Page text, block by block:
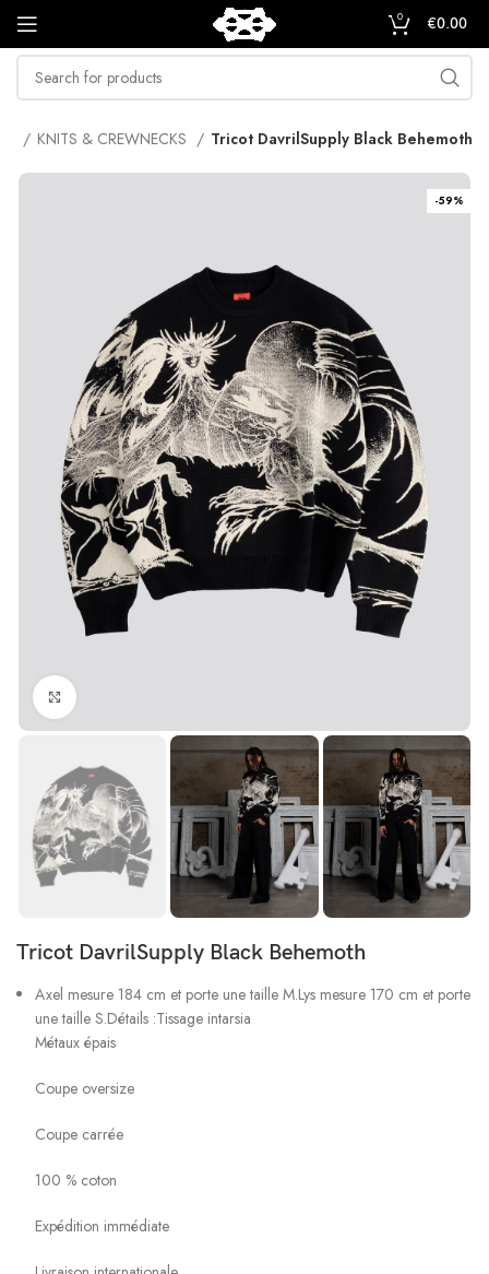
0 €0.00
KNITS & CREWNECKS Tricot DavrilSupply Black Behemoth
-59%
Tricot DavrilSupply Black Behemoth
Axel mesure 184 cm et porte une taille M.Lys mesure 170 cm et porte
une taille S.Détails :Tissage intarsia
Métaux épais
Coupe oversize
Coupe carrée
100 % coton
Expédition immédiate